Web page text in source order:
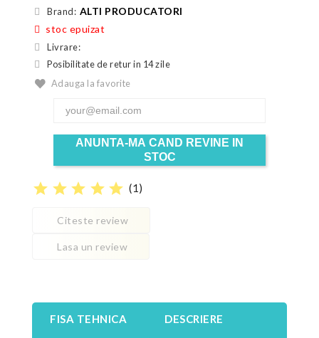
Brand: ALTI PRODUCATORI
stoc epuizat
Livrare:
Posibilitate de retur in 14 zile
Adauga la favorite
ANUNTA-MA CAND REVINE IN
STOC
star star star star star (1)
Citeste review
Lasa un review
FISA TEHNICA DESCRIERE